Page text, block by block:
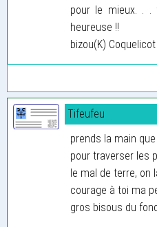
pour le mieux. . .
heureuse !!
bizou(K) Coquelicot
Tifeufeu
prends la main que
pour traverser les
le mal de terre, on
courage à toi ma
gros bisous du fond